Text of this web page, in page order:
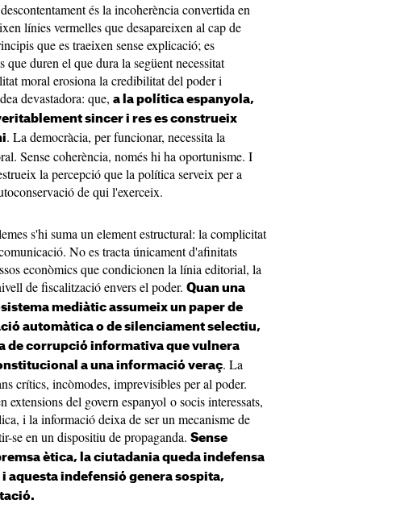
és la incoherència convertida en
línies vermelles que desapareixen al cap de
que es traeixen sense explicació; es
que duren el que dura la següent necessitat
moral erosiona la credibilitat del poder i
devastadora: que, a la política espanyola,
sincer i res es construeix
. La democràcia, per funcionar, necessita la
Sense coherència, només hi ha oportunisme. I
la percepció que la política serveix per a
de qui l'exerceix.
s'hi suma un element estructural: la complicitat
No es tracta únicament d'afinitats
econòmics que condicionen la línia editorial, la
de fiscalització envers el poder. Quan una
mediàtic assumeix un paper de
automàtica o de silenciament selectiu,
de corrupció informativa que vulnera
a una informació veraç. La
crítics, incòmodes, imprevisibles per al poder.
extensions del govern espanyol o socis interessats,
i la informació deixa de ser un mecanisme de
se en un dispositiu de propaganda. Sense
ètica, la ciutadania queda indefensa
aquesta indefensió genera sospita,